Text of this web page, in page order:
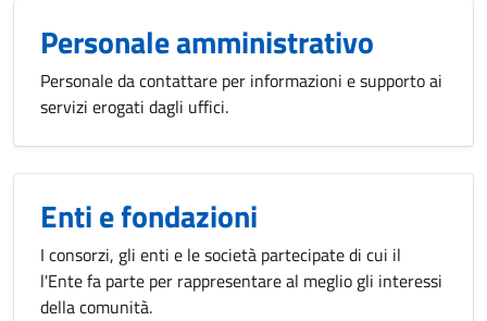
Personale amministrativo
Personale da contattare per informazioni e supporto ai
servizi erogati dagli uffici.
Enti e fondazioni
I consorzi, gli enti e le società partecipate di cui il
l'Ente fa parte per rappresentare al meglio gli interessi
della comunità.